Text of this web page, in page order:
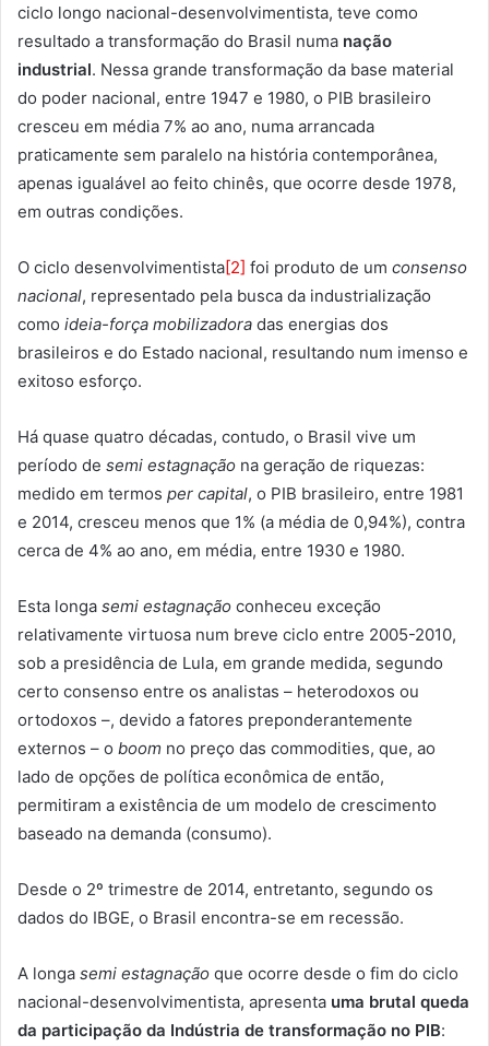
ciclo longo nacional-desenvolvimentista, teve como
resultado a transformação do Brasil numa nação
industrial. Nessa grande transformação da base material
do poder nacional, entre 1947 e 1980, o PIB brasileiro
cresceu em média 7% ao ano, numa arrancada
praticamente sem paralelo na história contemporânea,
apenas igualável ao feito chinês, que ocorre desde 1978,
em outras condições.
O ciclo desenvolvimentista[2] foi produto de um consenso
nacional, representado pela busca da industrialização
como ideia-força mobilizadora das energias dos
brasileiros e do Estado nacional, resultando num imenso e
exitoso esforço.
Há quase quatro décadas, contudo, o Brasil vive um
período de semi estagnação na geração de riquezas:
medido em termos per capital, o PIB brasileiro, entre 1981
e 2014, cresceu menos que 1% (a média de 0,94%), contra
cerca de 4% ao ano, em média, entre 1930 e 1980.
Esta longa semi estagnação conheceu exceção
relativamente virtuosa num breve ciclo entre 2005-2010,
sob a presidência de Lula, em grande medida, segundo
certo consenso entre os analistas – heterodoxos ou
ortodoxos –, devido a fatores preponderantemente
externos – o boom no preço das commodities, que, ao
lado de opções de política econômica de então,
permitiram a existência de um modelo de crescimento
baseado na demanda (consumo).
Desde o 2º trimestre de 2014, entretanto, segundo os
dados do IBGE, o Brasil encontra-se em recessão.
A longa semi estagnação que ocorre desde o fim do ciclo
nacional-desenvolvimentista, apresenta uma brutal queda
da participação da Indústria de transformação no PIB: